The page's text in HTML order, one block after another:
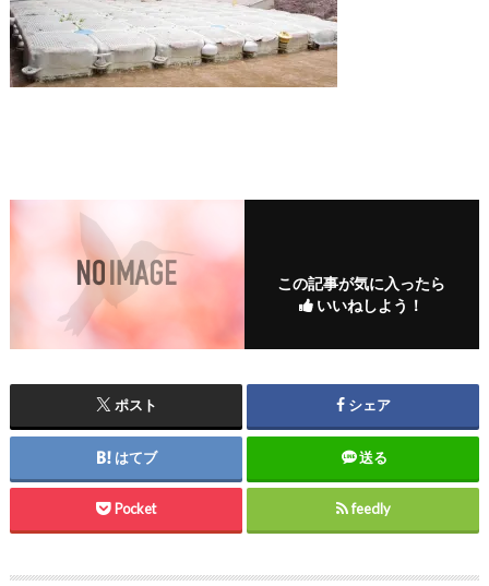
この記事が気に入ったら
いいねしよう！
ポスト シェア
はてブ 送る
Pocket feedly